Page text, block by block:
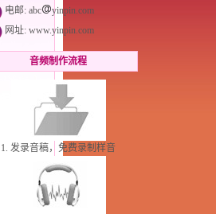
电邮: abc
yinpin.com
网址: www.yinpin.com
音频制作流程
1. 发录音稿，免费录制样音